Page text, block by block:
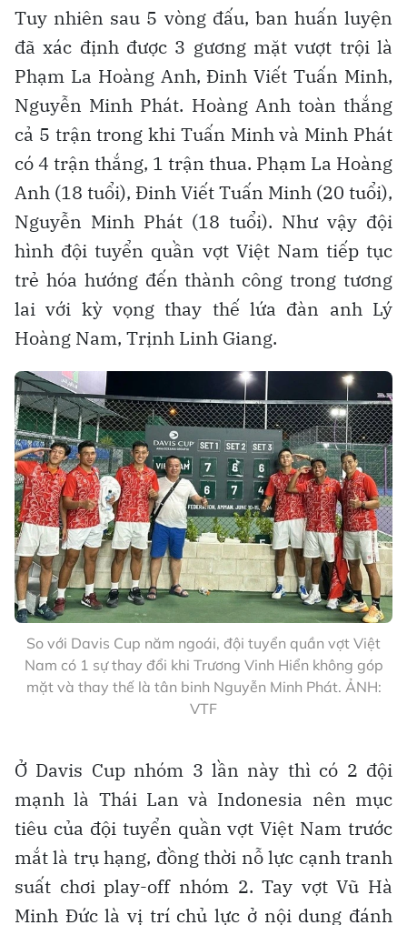
Tuy nhiên sau 5 vòng đấu, ban huấn luyện
đã xác định được 3 gương mặt vượt trội là
Phạm La Hoàng Anh, Đinh Viết Tuấn Minh,
Nguyễn Minh Phát. Hoàng Anh toàn thắng
cả 5 trận trong khi Tuấn Minh và Minh Phát
có 4 trận thắng, 1 trận thua. Phạm La Hoàng
Anh (18 tuổi), Đinh Viết Tuấn Minh (20 tuổi),
Nguyễn Minh Phát (18 tuổi). Như vậy đội
hình đội tuyển quần vợt Việt Nam tiếp tục
trẻ hóa hướng đến thành công trong tương
lai với kỳ vọng thay thế lứa đàn anh Lý
Hoàng Nam, Trịnh Linh Giang.
So với Davis Cup năm ngoái, đội tuyển quần vợt Việt
Nam có 1 sự thay đổi khi Trương Vinh Hiển không góp
mặt và thay thế là tân binh Nguyễn Minh Phát. ẢNH:
VTF
Ở Davis Cup nhóm 3 lần này thì có 2 đội
mạnh là Thái Lan và Indonesia nên mục
tiêu của đội tuyển quần vợt Việt Nam trước
mắt là trụ hạng, đồng thời nỗ lực cạnh tranh
suất chơi play-off nhóm 2. Tay vợt Vũ Hà
Minh Đức là vị trí chủ lực ở nội dung đánh